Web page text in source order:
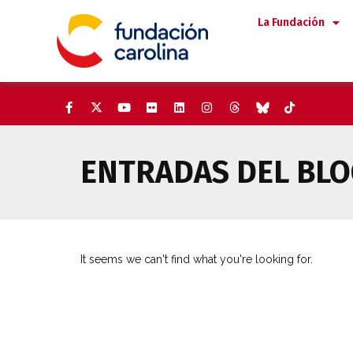
La Fundación
ENTRADAS DEL
RELACIÓN DE AUTORES QUE
It seems we can't find what you're looking for.